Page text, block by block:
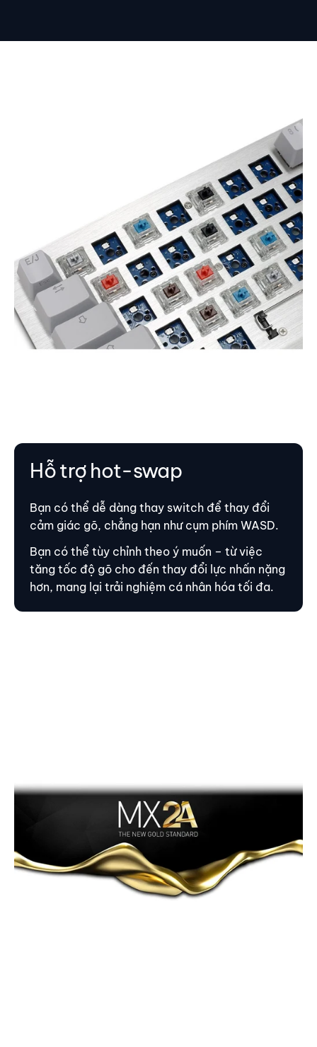
Hỗ trợ hot-swap
Bạn có thể dễ dàng thay switch để thay đổi
cảm giác gõ, chẳng hạn như cụm phím WASD.
Bạn có thể tùy chỉnh theo ý muốn – từ việc
tăng tốc độ gõ cho đến thay đổi lực nhấn nặng
hơn, mang lại trải nghiệm cá nhân hóa tối đa.